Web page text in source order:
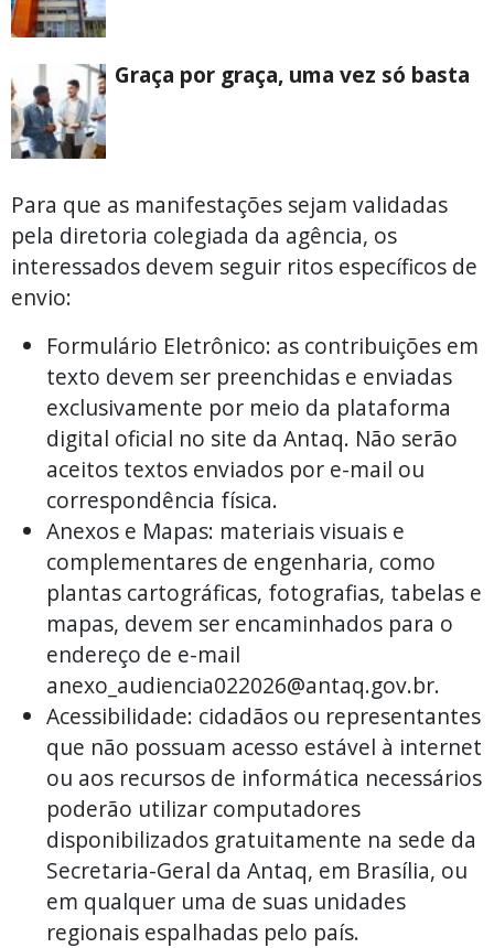
Graça por graça, uma vez só basta
Para que as manifestações sejam validadas
pela diretoria colegiada da agência, os
interessados devem seguir ritos específicos de
envio:
Formulário Eletrônico: as contribuições em
texto devem ser preenchidas e enviadas
exclusivamente por meio da plataforma
digital oficial no site da Antaq. Não serão
aceitos textos enviados por e-mail ou
correspondência física.
Anexos e Mapas: materiais visuais e
complementares de engenharia, como
plantas cartográficas, fotografias, tabelas e
mapas, devem ser encaminhados para o
endereço de e-mail
anexo_audiencia022026@antaq.gov.br.
Acessibilidade: cidadãos ou representantes
que não possuam acesso estável à internet
ou aos recursos de informática necessários
poderão utilizar computadores
disponibilizados gratuitamente na sede da
Secretaria-Geral da Antaq, em Brasília, ou
em qualquer uma de suas unidades
regionais espalhadas pelo país.